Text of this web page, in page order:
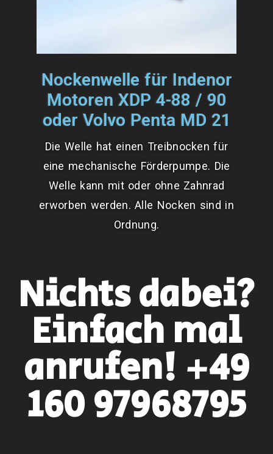
Nockenwelle für Indenor
Motoren XDP 4-88 / 90
oder Volvo Penta MD 21
Die Welle hat einen Treibnocken für
eine mechanische Förderpumpe. Die
Welle kann mit oder ohne Zahnrad
erworben werden. Alle Nocken sind in
Ordnung.
Nichts dabei?
Einfach mal
anrufen! +49
160 97968795